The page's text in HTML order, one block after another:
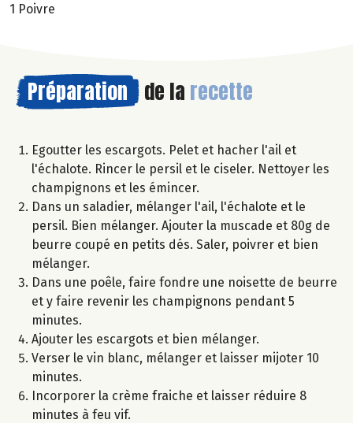
1 Poivre
Préparation de la recette
Egoutter les escargots. Pelet et hacher l'ail et
l'échalote. Rincer le persil et le ciseler. Nettoyer les
champignons et les émincer.
Dans un saladier, mélanger l'ail, l'échalote et le
persil. Bien mélanger. Ajouter la muscade et 80g de
beurre coupé en petits dés. Saler, poivrer et bien
mélanger.
Dans une poêle, faire fondre une noisette de beurre
et y faire revenir les champignons pendant 5
minutes.
Ajouter les escargots et bien mélanger.
Verser le vin blanc, mélanger et laisser mijoter 10
minutes.
Incorporer la crème fraiche et laisser réduire 8
minutes à feu vif.